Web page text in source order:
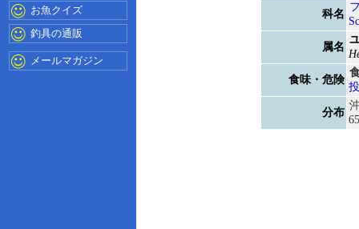
お魚クイズ
釣具の通販
メールマガジン
科名
属名
食味・危険
分布